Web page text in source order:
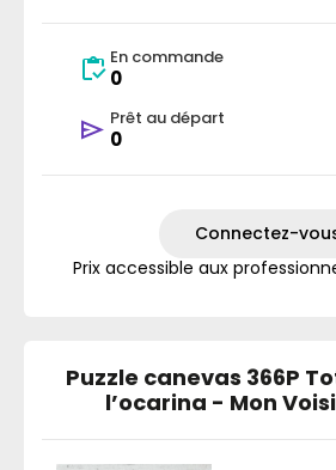
En commande
0
Prêt au départ
0
Connectez-
Prix accessible aux
Puzzle canevas 366P
l’ocarina - Mon